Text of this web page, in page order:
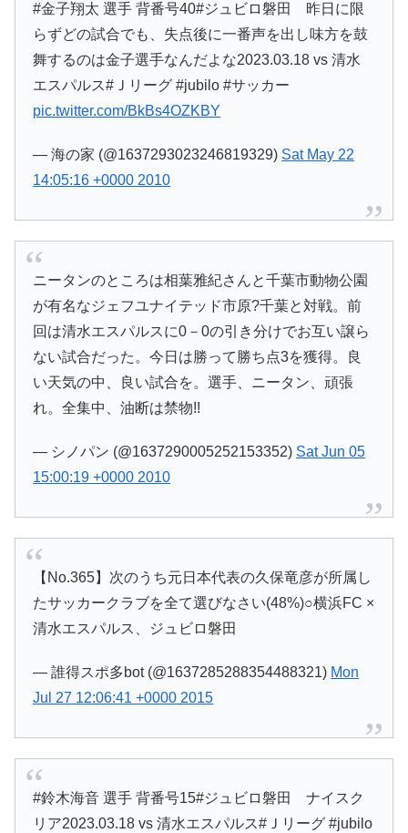
#金子翔太 選手 背番号40#ジュビロ磐田 昨日に限
らずどの試合でも、失点後に一番声を出し味方を鼓
舞するのは金子選手なんだよな2023.03.18 vs 清水
エスパルス#Ｊリーグ #jubilo #サッカー
pic.twitter.com/BkBs4OZKBY
— 海の家 (@1637293023246819329) Sat May 22
14:05:16 +0000 2010
ニータンのところは相葉雅紀さんと千葉市動物公園
が有名なジェフユナイテッド市原?千葉と対戦。前
回は清水エスパルスに0－0の引き分けでお互い譲ら
ない試合だった。今日は勝って勝ち点3を獲得。良
い天気の中、良い試合を。選手、ニータン、頑張
れ。全集中、油断は禁物!!
— シノパン (@1637290005252153352) Sat Jun 05
15:00:19 +0000 2010
【No.365】次のうち元日本代表の久保竜彦が所属し
たサッカークラブを全て選びなさい(48%)○横浜FC ×
清水エスパルス、ジュビロ磐田
— 誰得スポ多bot (@1637285288354488321) Mon
Jul 27 12:06:41 +0000 2015
#鈴木海音 選手 背番号15#ジュビロ磐田 ナイスク
リア2023.03.18 vs 清水エスパルス#Ｊリーグ #jubilo